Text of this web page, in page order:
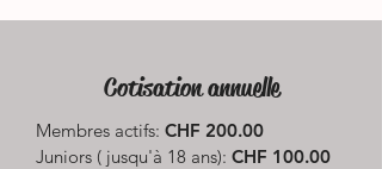
Cotisation annuelle
Membres actifs: CHF 200.00
Juniors ( jusqu'à 18 ans): CHF 100.00